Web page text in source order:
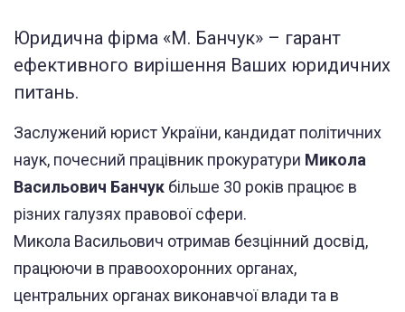
Юридична фірма «М. Банчук» – гарант
ефективного вирішення Ваших юридичних
питань.
Заслужений юрист України, кандидат політичних
наук, почесний працівник прокуратури Микола
Васильович Банчук більше 30 років працює в
різних галузях правової сфери.
Микола Васильович отримав безцінний досвід,
працюючи в правоохоронних органах,
центральних органах виконавчої влади та в